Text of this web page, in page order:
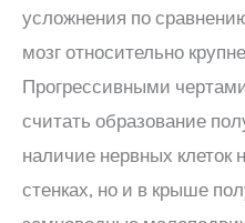
усложнения по
мозг относительно
Прогрессивными
считать образование
наличие нервных клеток
стенках, но и в крыше